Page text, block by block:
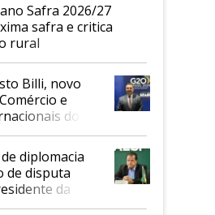
Safra 2026/27
safra e critica
rural
Billi, novo
e
do
diplomacia
de disputa
da